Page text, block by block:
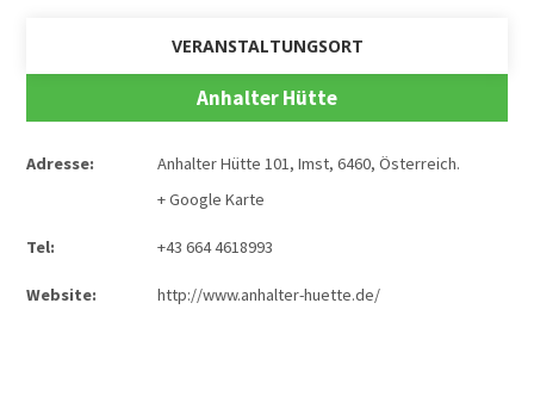
VERANSTALTUNGSORT
Anhalter Hütte
Adresse: Anhalter Hütte 101, Imst, 6460, Österreich.
+ Google Karte
Tel: +43 664 4618993
Website: http://www.anhalter-huette.de/